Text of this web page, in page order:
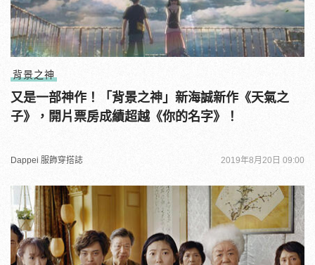
背景之神
又是一部神作！「背景之神」新海誠新作《天氣之
子》，開片票房成績超越《你的名字》！
Dappei 服飾穿搭誌 2019年8月20日 09:00